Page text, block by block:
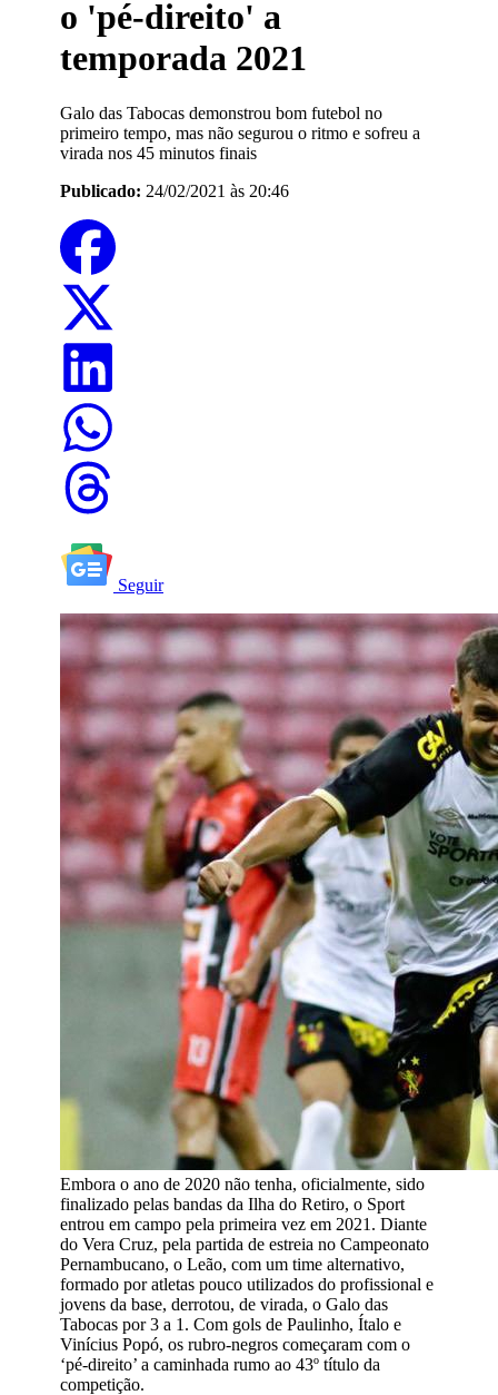
o 'pé-direito' a
temporada 2021
Galo das Tabocas demonstrou bom futebol no
primeiro tempo, mas não segurou o ritmo e sofreu a
virada nos 45 minutos finais
Publicado: 24/02/2021 às 20:46
Seguir
Embora o ano de 2020 não tenha, oficialmente, sido
finalizado pelas bandas da Ilha do Retiro, o Sport
entrou em campo pela primeira vez em 2021. Diante
do Vera Cruz, pela partida de estreia no Campeonato
Pernambucano, o Leão, com um time alternativo,
formado por atletas pouco utilizados do profissional e
jovens da base, derrotou, de virada, o Galo das
Tabocas por 3 a 1. Com gols de Paulinho, Ítalo e
Vinícius Popó, os rubro-negros começaram com o
‘pé-direito’ a caminhada rumo ao 43º título da
competição.